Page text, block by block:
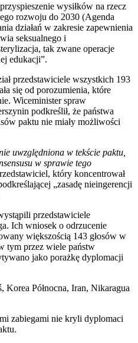
wysiłków na rzecz
rozwoju do 2030 (Agenda
działań w zakresie zapewnienia
seksualnego i
tak zwane operacje
edukacji”.
przedstawiciele wszystkich 193
się od porozumienia, które
Wiceminister spraw
podkreślił, że państwa
paktu nie miały możliwości
uwzględniona w tekście paktu,
w sprawie tego
który koncentrował
„zasadę nieingerencji
przedstawiciele
Ich wniosek o odrzucenie
większością 143 głosów w
tym przez wiele państw
jako porażkę dyplomacji
Korea Północna, Iran, Nikaragua
zabiegami nie kryli dyplomaci